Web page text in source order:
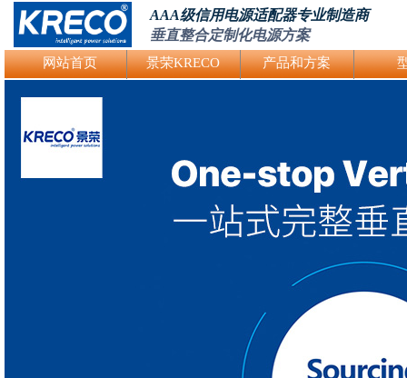
Logo Picture
AAA级信用电源适配器专业制造商
垂直整合定制化电源方案
网站首页 景荣KRECO 产品和方案